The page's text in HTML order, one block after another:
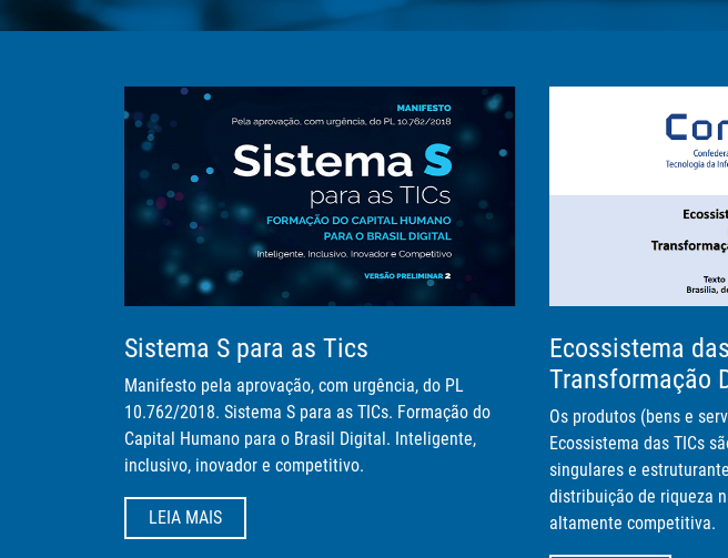
Sistema S para as Tics
Manifesto pela aprovação, com urgência, do PL
10.762/2018. Sistema S para as TICs. Formação do
Capital Humano para o Brasil Digital. Inteligente,
inclusivo, inovador e competitivo.
LEIA MAIS
Ecossistema
Transformação
Os produtos (bens e
Ecossistema das TICs
singulares e
distribuição de riqueza
altamente competitiva.